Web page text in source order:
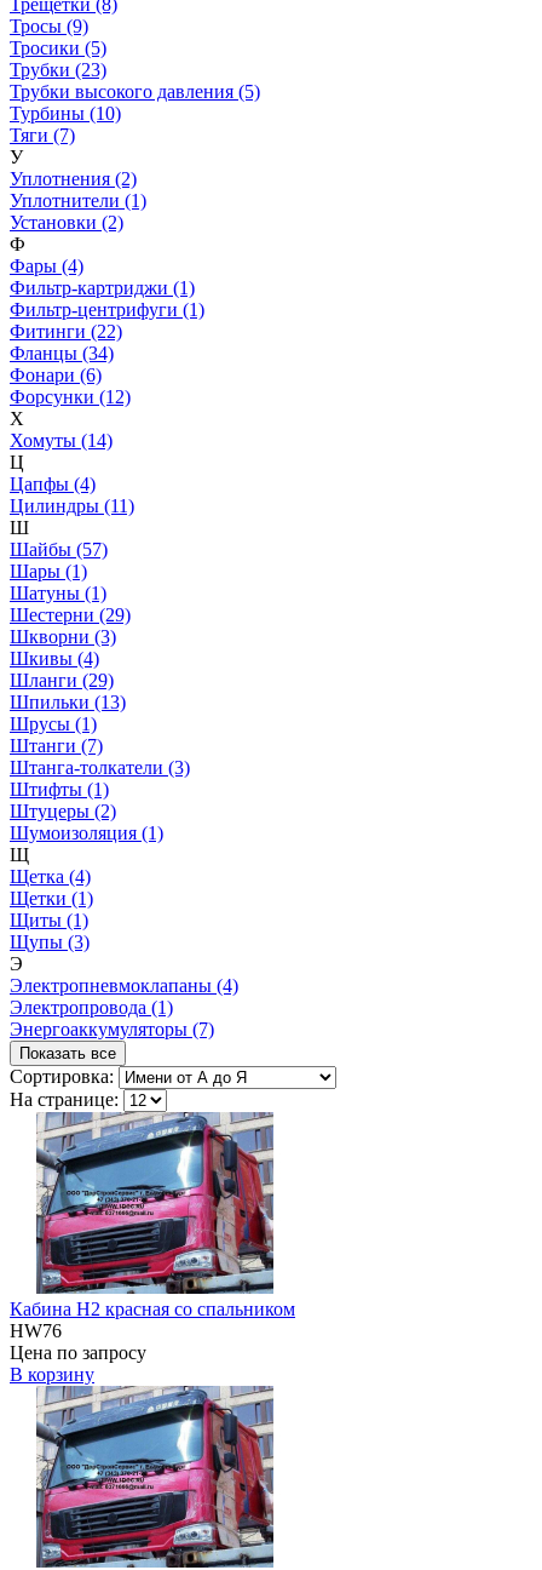
Тросы (9)
Тросики (5)
Трубки (23)
Трубки высокого давления (5)
Турбины (10)
Тяги (7)
У
Уплотнения (2)
Уплотнители (1)
Установки (2)
Ф
Фары (4)
Фильтр-картриджи (1)
Фильтр-центрифуги (1)
Фитинги (22)
Фланцы (34)
Фонари (6)
Форсунки (12)
Х
Хомуты (14)
Ц
Цапфы (4)
Цилиндры (11)
Ш
Шайбы (57)
Шары (1)
Шатуны (1)
Шестерни (29)
Шкворни (3)
Шкивы (4)
Шланги (29)
Шпильки (13)
Шрусы (1)
Штанги (7)
Штанга-толкатели (3)
Штифты (1)
Штуцеры (2)
Шумоизоляция (1)
Щ
Щетка (4)
Щетки (1)
Щиты (1)
Щупы (3)
Э
Электропневмоклапаны (4)
Электропровода (1)
Энергоаккумуляторы (7)
Показать все
Сортировка:
На странице:
Кабина H2 красная со спальником
HW76
Цена по запросу
В корзину